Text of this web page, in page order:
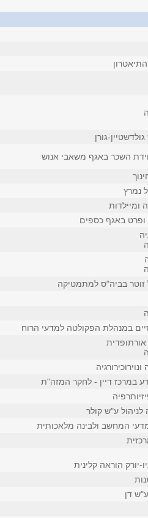
גורן
השכר באגף משאבי אנוש
נמרץ
ומיילדות
באגף כספים
זוטר בביה"ס למתמטיקה
במנהלת הפקולטה למדעי הרוח
אורתופדית
במרכז דיין - לחקר המזה"ת
ע"ש קולר
המחשב ולבינה מלאכותית
יורק הוראה קלינית
דן